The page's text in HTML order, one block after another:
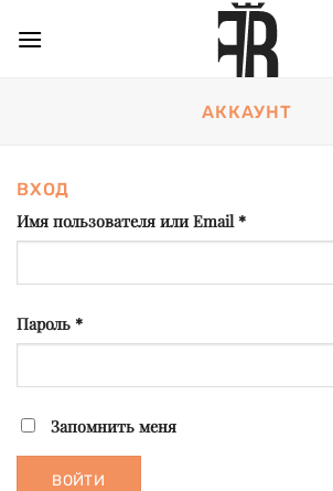
АККАУНТ
ВХОД
Имя пользователя или Email *Обязательно
Пароль *Обязательно
Запомнить меня
ВОЙТИ